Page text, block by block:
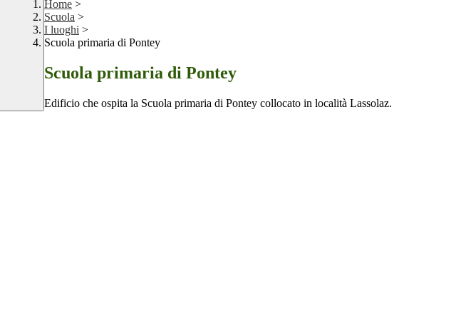
Home >
Scuola >
I luoghi >
Scuola primaria di Pontey
Scuola primaria di Pontey
Edificio che ospita la Scuola primaria di Pontey collocato in località Lassolaz.